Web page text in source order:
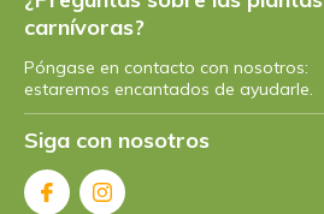
carnívoras?
Póngase en contacto con nosotros:
estaremos encantados de ayudarle.
Siga con nosotros